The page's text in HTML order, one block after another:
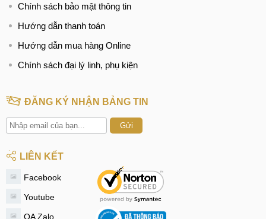
Chính sách bảo mật thông tin
Hướng dẫn thanh toán
Hướng dẫn mua hàng Online
Chính sách đại lý linh, phụ kiện
ĐĂNG KÝ NHẬN BẢNG TIN
Gửi
LIÊN KẾT
Facebook
Youtube
OA Zalo